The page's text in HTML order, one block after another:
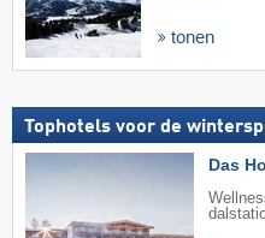
tonen
Tophotels voor de
Das